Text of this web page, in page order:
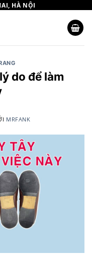
HÀ NỘI
do để làm
MRFANK